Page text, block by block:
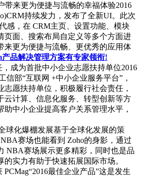
来更为便捷与流畅的幸福体验2016
持续发力，发布了全新UI。此次
感，在 CRM主页、设置功能、模块
页面、搜索布局自定义等多个方面进
来更为便捷与流畅、更优秀的应用体
产品解决管理方案有专家领衔!
为首批中小企业志愿扶持单位2016
信部“互联网 +中小企业服务平台”，
志愿扶持单位，积极履行社会责任，
云计算、信息化服务、转型创新等方
助中小企业提高客户关系管理水平，
化爆棚发展基于全球化发展的策
赛场也能看到 Zoho的身影，通过
NBA赛场展示更多精彩，同时也是品
的实力有助于快速拓展国际市场。
最佳企业产品”这是发生